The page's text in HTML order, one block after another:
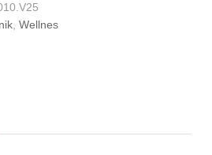
,Wellnes